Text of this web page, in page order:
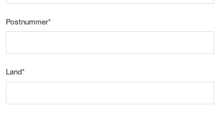
Postnummer*
Land*